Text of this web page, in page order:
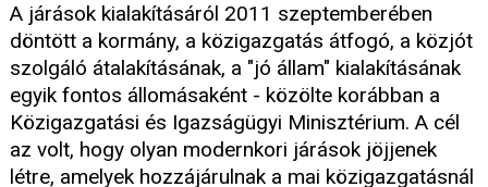
A járások kialakításáról 2011 szeptemberében
döntött a kormány, a közigazgatás átfogó, a közjót
szolgáló átalakításának, a "jó állam" kialakításának
egyik fontos állomásaként - közölte korábban a
Közigazgatási és Igazságügyi Minisztérium. A cél
az volt, hogy olyan modernkori járások jöjjenek
létre, amelyek hozzájárulnak a mai közigazgatásnál